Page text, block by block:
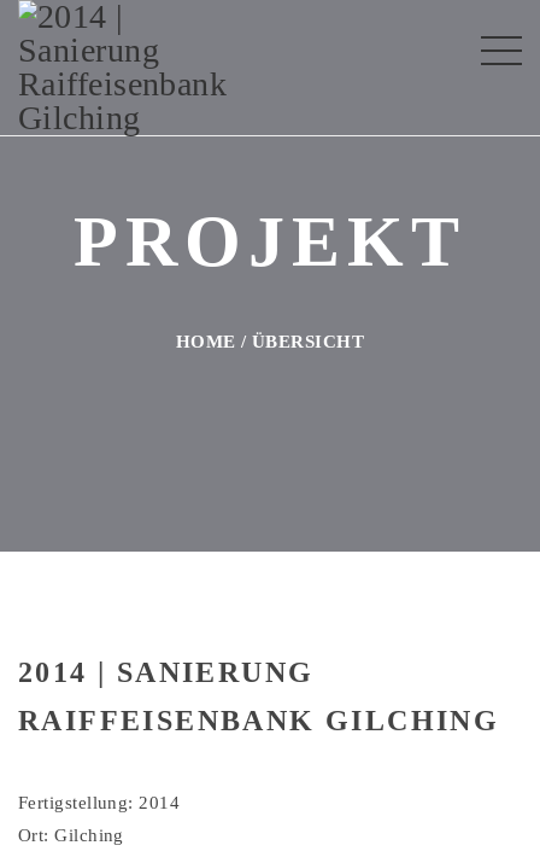
PROJEKT
HOME /ÜBERSICHT
2014 | SANIERUNG
RAIFFEISENBANK GILCHING
Fertigstellung: 2014
Ort: Gilching